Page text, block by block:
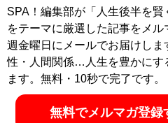
『幸服論――人生は服で簡単に変え
籍が累計200万部を突破。ブログ「
ンズバイヤーが伝えるオシャレにな
ーブ「 MBチャンネル
」も話題に。
万円超！ （Xアカウント:
『ロー
SPA！編集部が「人生後半を賢
をテーマに厳選した記事をメ
週金曜日にメールでお届けしま
性・人間関係…人生を豊かにす
ます。無料・10秒で完了です。
無料でメルマガ登